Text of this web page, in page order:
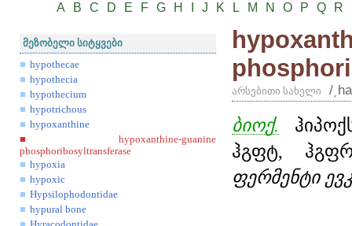
A B C D E F G H J K L M N O P Q R
მეზობელი სიტყვები
hypothecae
hypothecia
hypothecium
hypotrichous
hypoxanthine
hypoxanthine-guanine
phosphoribosyltransferase
hypoxia
hypoxic
Hypsilophodontidae
hypural bone
არსებითი სახელი /
ბიოქ.
ჰგფტ,
ფერმენტი